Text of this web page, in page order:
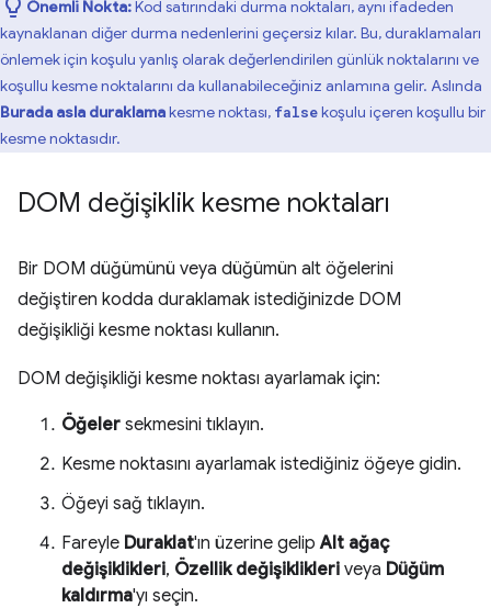
Önemli Nokta:Kod satırındaki durma noktaları, aynı ifadeden
kaynaklanan diğer durma nedenlerini geçersiz kılar. Bu, duraklamaları
önlemek için koşulu yanlış olarak değerlendirilen günlük noktalarını ve
koşullu kesme noktalarını da kullanabileceğiniz anlamına gelir. Aslında
Burada asla duraklamakesme noktası, falsekoşulu içeren koşullu bir
kesme noktasıdır.
DOM değişiklik kesme noktaları
Bir DOM düğümünü veya düğümün alt öğelerini
değiştiren kodda duraklamak istediğinizde DOM
değişikliği kesme noktası kullanın.
DOM değişikliği kesme noktası ayarlamak için:
Öğeler sekmesini tıklayın.
Kesme noktasını ayarlamak istediğiniz öğeye gidin.
Öğeyi sağ tıklayın.
Fareyle Duraklat'ın üzerine gelipAlt ağaç
değişiklikleri, Özellik değişiklikleri veya Düğüm
kaldırma'yı seçin.